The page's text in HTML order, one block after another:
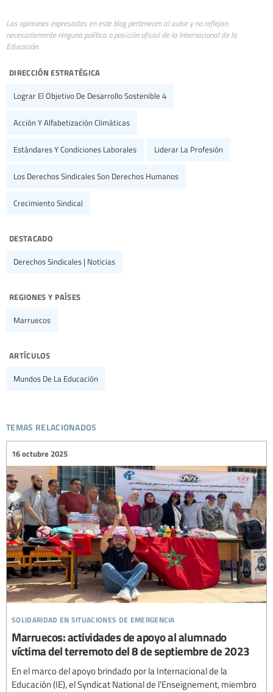
Las opiniones expresadas en este blog pertenecen al autor y no reflejan
necesariamente ninguna política o posición oficial de la Internacional de la
Educación.
dirección estratégica
Lograr El Objetivo De Desarrollo Sostenible 4
Acción Y Alfabetización Climáticas
Estándares Y Condiciones Laborales Liderar La Profesión
Los Derechos Sindicales Son Derechos Humanos
Crecimiento Sindical
destacado
Derechos Sindicales | Noticias
regiones y países
Marruecos
artículos
Mundos De La Educación
temas relacionados
solidaridad en situaciones de emergencia
16 octubre 2025
Marruecos: actividades de apoyo al alumnado
víctima del terremoto del 8 de septiembre de 2023
En el marco del apoyo brindado por la Internacional de la
Educación (IE), el Syndicat National de l'Enseignement, miembro